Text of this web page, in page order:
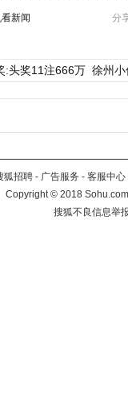
分
新闻
:头奖11注666万 徐州
狐招聘 - 广告服务 - 客服中心
Copyright©2018
搜狐不良信息举